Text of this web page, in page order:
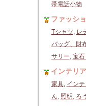
帯電話小物
ファッシ
Tシャツ, レ
バッグ、財
サリー, 宝
インテリ
家具, イン
ん, 照明 , ろ